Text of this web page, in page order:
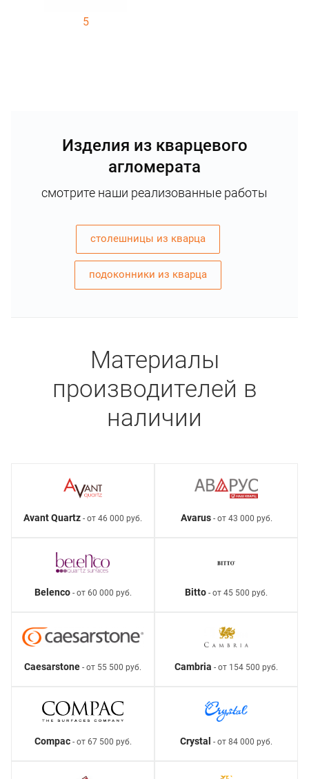
5
Изделия из кварцевого
агломерата
смотрите наши реализованные работы
столешницы из кварца
подоконники из кварца
Материалы
производителей в
наличии
Avant Quartz - от 46 000 руб. Avarus- от 43 000 руб.
Belenco- от 60 000 руб. Bitto - от 45 500 руб.
Caesarstone - от 55 500 руб. Cambria - от 154 500 руб.
Compac- от 67 500 руб. Crystal - от 84 000 руб.